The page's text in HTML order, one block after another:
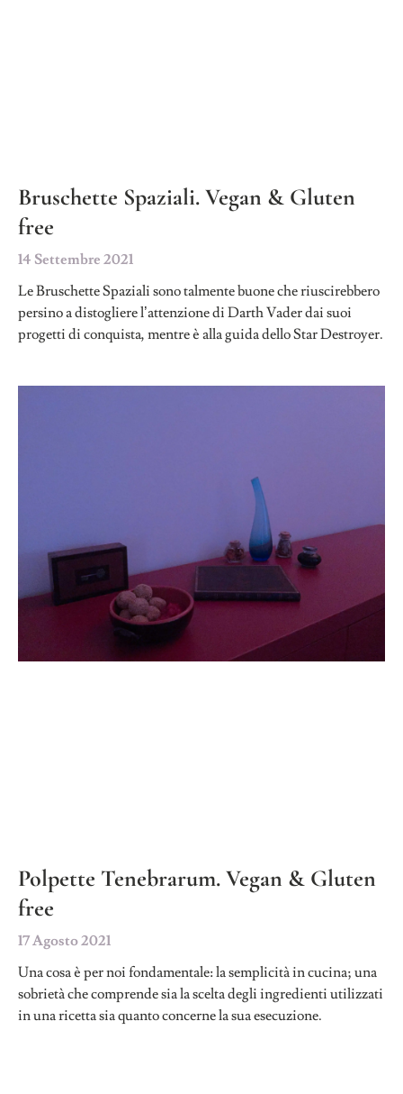
Bruschette Spaziali. Vegan & Gluten
free
14 Settembre 2021
Le Bruschette Spaziali sono talmente buone che riuscirebbero
persino a distogliere l’attenzione di Darth Vader dai suoi
progetti di conquista, mentre è alla guida dello Star Destroyer.
Polpette Tenebrarum. Vegan & Gluten
free
17 Agosto 2021
Una cosa è per noi fondamentale: la semplicità in cucina; una
sobrietà che comprende sia la scelta degli ingredienti utilizzati
in una ricetta sia quanto concerne la sua esecuzione.